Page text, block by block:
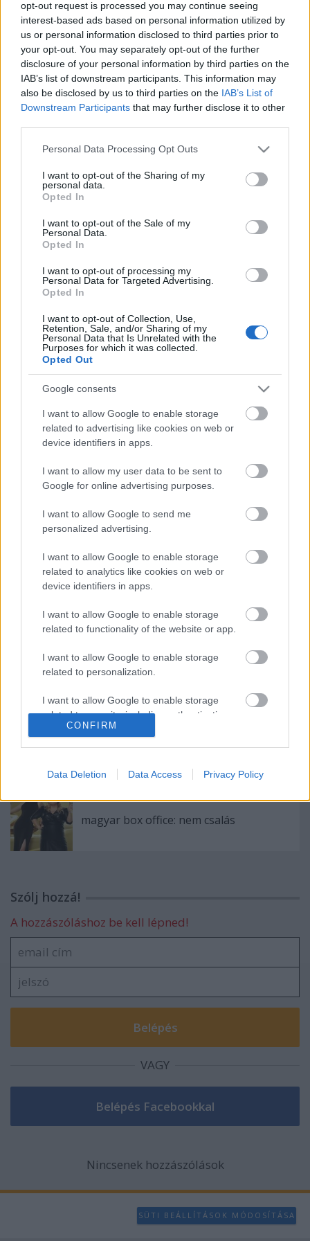
opt-out request is processed you may continue seeing
interest-based ads based on personal information utilized by
us or personal information disclosed to third parties prior to
your opt-out. You may separately opt-out of the further
disclosure of your personal information by third parties on the
IAB’s list of downstream participants. This information may
also be disclosed by us to third parties on the IAB’s List of
Downstream Participants that may further disclose it to other
Please note that this website/app uses one or more Google
not limited to your visit or usage behaviour. You may click to
grant or deny consent to Google and its third-party tags to
use your data for below specified purposes in below Google
consent section.
Personal Data Processing Opt Outs
I want to opt-out of the Sharing of my
personal data.
Opted In
I want to opt-out of the Sale of my
Personal Data.
Opted In
I want to opt-out of processing my
Personal Data for Targeted Advertising.
Opted In
I want to opt-out of Collection, Use,
Retention, Sale, and/or Sharing of my
Personal Data that Is Unrelated with the
Purposes for which it was collected.
Opted Out
Google consents
I want to allow Google to enable storage
related to advertising like cookies on web or
device identifiers in apps.
I want to allow my user data to be sent to
Google for online advertising purposes.
I want to allow Google to send me
personalized advertising.
I want to allow Google to enable storage
related to analytics like cookies on web or
device identifiers in apps.
I want to allow Google to enable storage
related to functionality of the website or app.
I want to allow Google to enable storage
related to personalization.
I want to allow Google to enable storage
related to security, including authentication
functionality and fraud prevention, and other
CONFIRM
Data Deletion Data Access Privacy Policy
sem volt túl sok bajom (minden bunyót imádtam
mistique-kel), de azt is most éreztem először, milyen
az, amikor szuperhősök csapnak össze egymással.
kő kövön nem marad, az biztos.
s hogy ez lenne az utolsó x-men? na ne tessék már
hantázni.
Címkék:kritika fox sci-fi comics marvel sci fi
hugh
jackman halle berry brett ratner intercom anna paquin
x men vinnie jones
famke janssen patrick stewart james marsden ben foster
shawn ashmore aaron stanford
kelsey grammer
rebecca romjin
Ajánlott bejegyzések:
magyar box office: sötét út
szinkronhangok: éretlenségi
magyar box office: százegymillió éj
magyar box office: nem csalás
Szólj hozzá!
A hozzászóláshoz be kell lépned!
VAGY
Nincsenek hozzászólások
SÜTI BEÁLLÍTÁSOK MÓDOSÍTÁSA